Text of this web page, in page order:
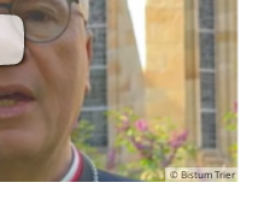
© Bistum Trier